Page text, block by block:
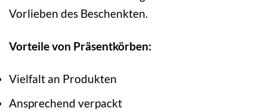
Vorlieben des Beschenkten.
Vorteile von Präsentkörben:
Vielfalt an Produkten
Ansprechend verpackt